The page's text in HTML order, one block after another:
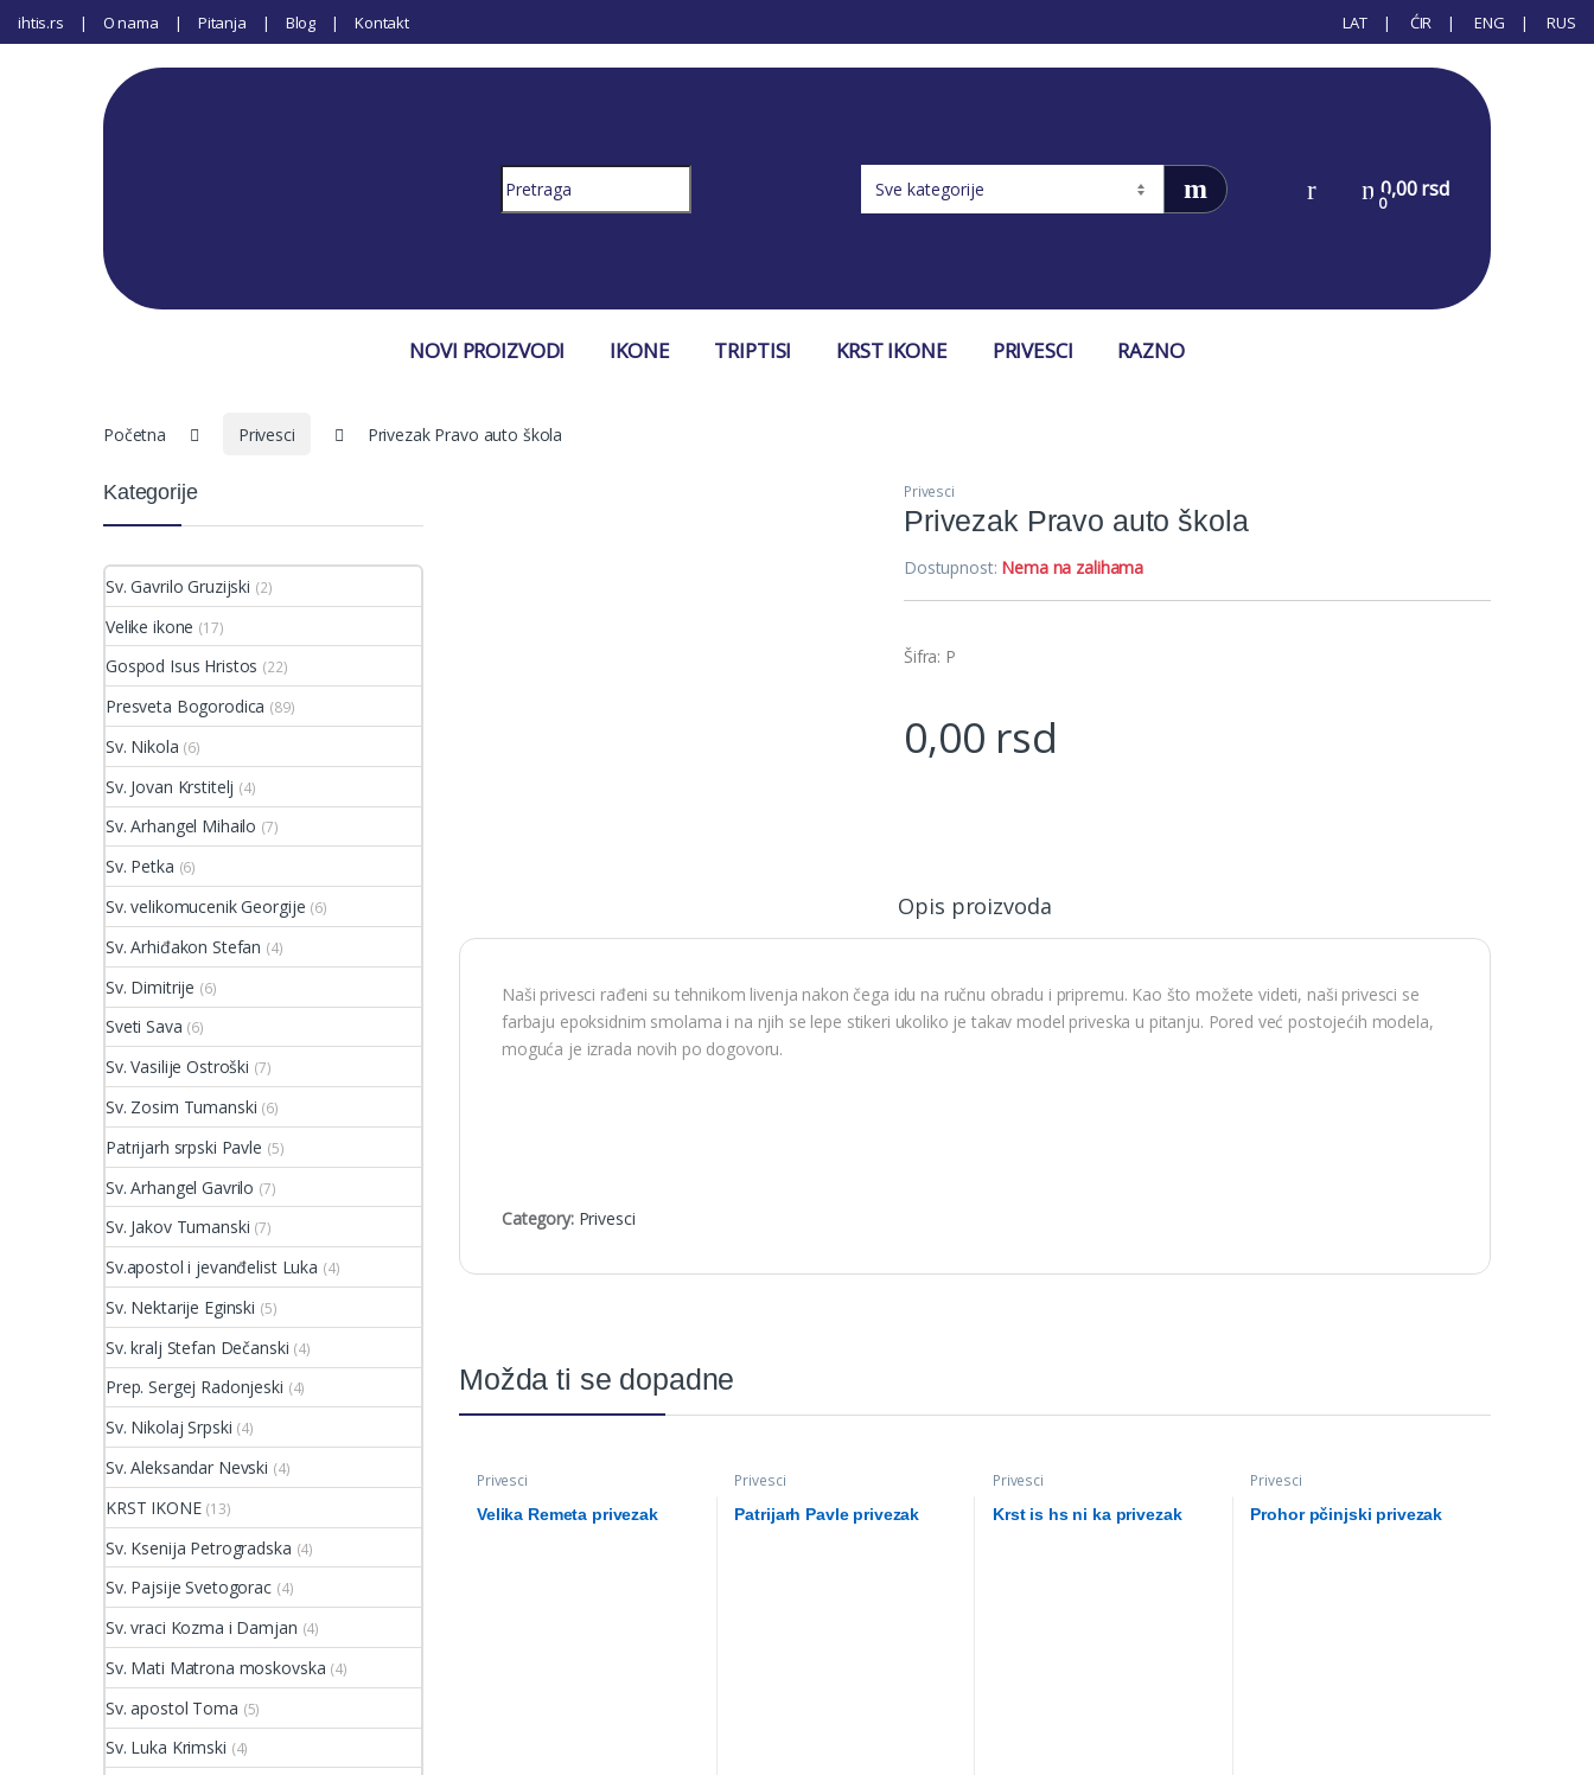
ihtis.rs O nama Pitanja Blog Kontakt LAT ĆIR ENG RUS
Search for:
0
0,00rsd
NOVI PROIZVODI IKONE TRIPTISI KRST IKONE PRIVESCI RAZNO
Početna Privesci Privezak Pravo auto škola
Privesci
Privezak Pravo auto škola
Dostupnost: Nema na zalihama
Šifra: P
0,00 rsd
Opis proizvoda
Naši privesci rađeni su tehnikom livenja nakon čega idu na ručnu obradu i pripremu. Kao što možete videti, naši privesci se
farbaju epoksidnim smolama i na njih se lepe stikeri ukoliko je takav model priveska u pitanju. Pored već postojećih modela,
moguća je izrada novih po dogovoru.
Category: Privesci
Možda ti se dopadne
Privesci
Velika Remeta privezak
Privesci
Patrijarh Pavle privezak
Privesci
Krst is hs ni ka privezak
Privesci
Prohor pčinjski privezak
Kategorije
Sv. Gavrilo Gruzijski (2)
Velike ikone (17)
Gospod Isus Hristos (22)
Presveta Bogorodica (89)
Sv. Nikola (6)
Sv. Jovan Krstitelj (4)
Sv. Arhangel Mihailo (7)
Sv. Petka (6)
Sv. velikomucenik Georgije (6)
Sv. Arhiđakon Stefan (4)
Sv. Dimitrije (6)
Sveti Sava (6)
Sv. Vasilije Ostroški (7)
Sv. Zosim Tumanski (6)
Patrijarh srpski Pavle (5)
Sv. Arhangel Gavrilo (7)
Sv. Jakov Tumanski (7)
Sv.apostol i jevanđelist Luka (4)
Sv. Nektarije Eginski (5)
Sv. kralj Stefan Dečanski (4)
Prep. Sergej Radonjeski (4)
Sv. Nikolaj Srpski (4)
Sv. Aleksandar Nevski (4)
KRST IKONE (13)
Sv. Ksenija Petrogradska (4)
Sv. Pajsije Svetogorac (4)
Sv. vraci Kozma i Damjan (4)
Sv. Mati Matrona moskovska (4)
Sv. apostol Toma (5)
Sv. Luka Krimski (4)